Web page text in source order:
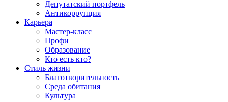
Депутатский портфель
Антикоррупция
Карьера
Мастер-класс
Профи
Образование
Кто есть кто?
Стиль жизни
Благотворительность
Среда обитания
Культура